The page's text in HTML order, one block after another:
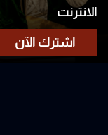
الانترنت